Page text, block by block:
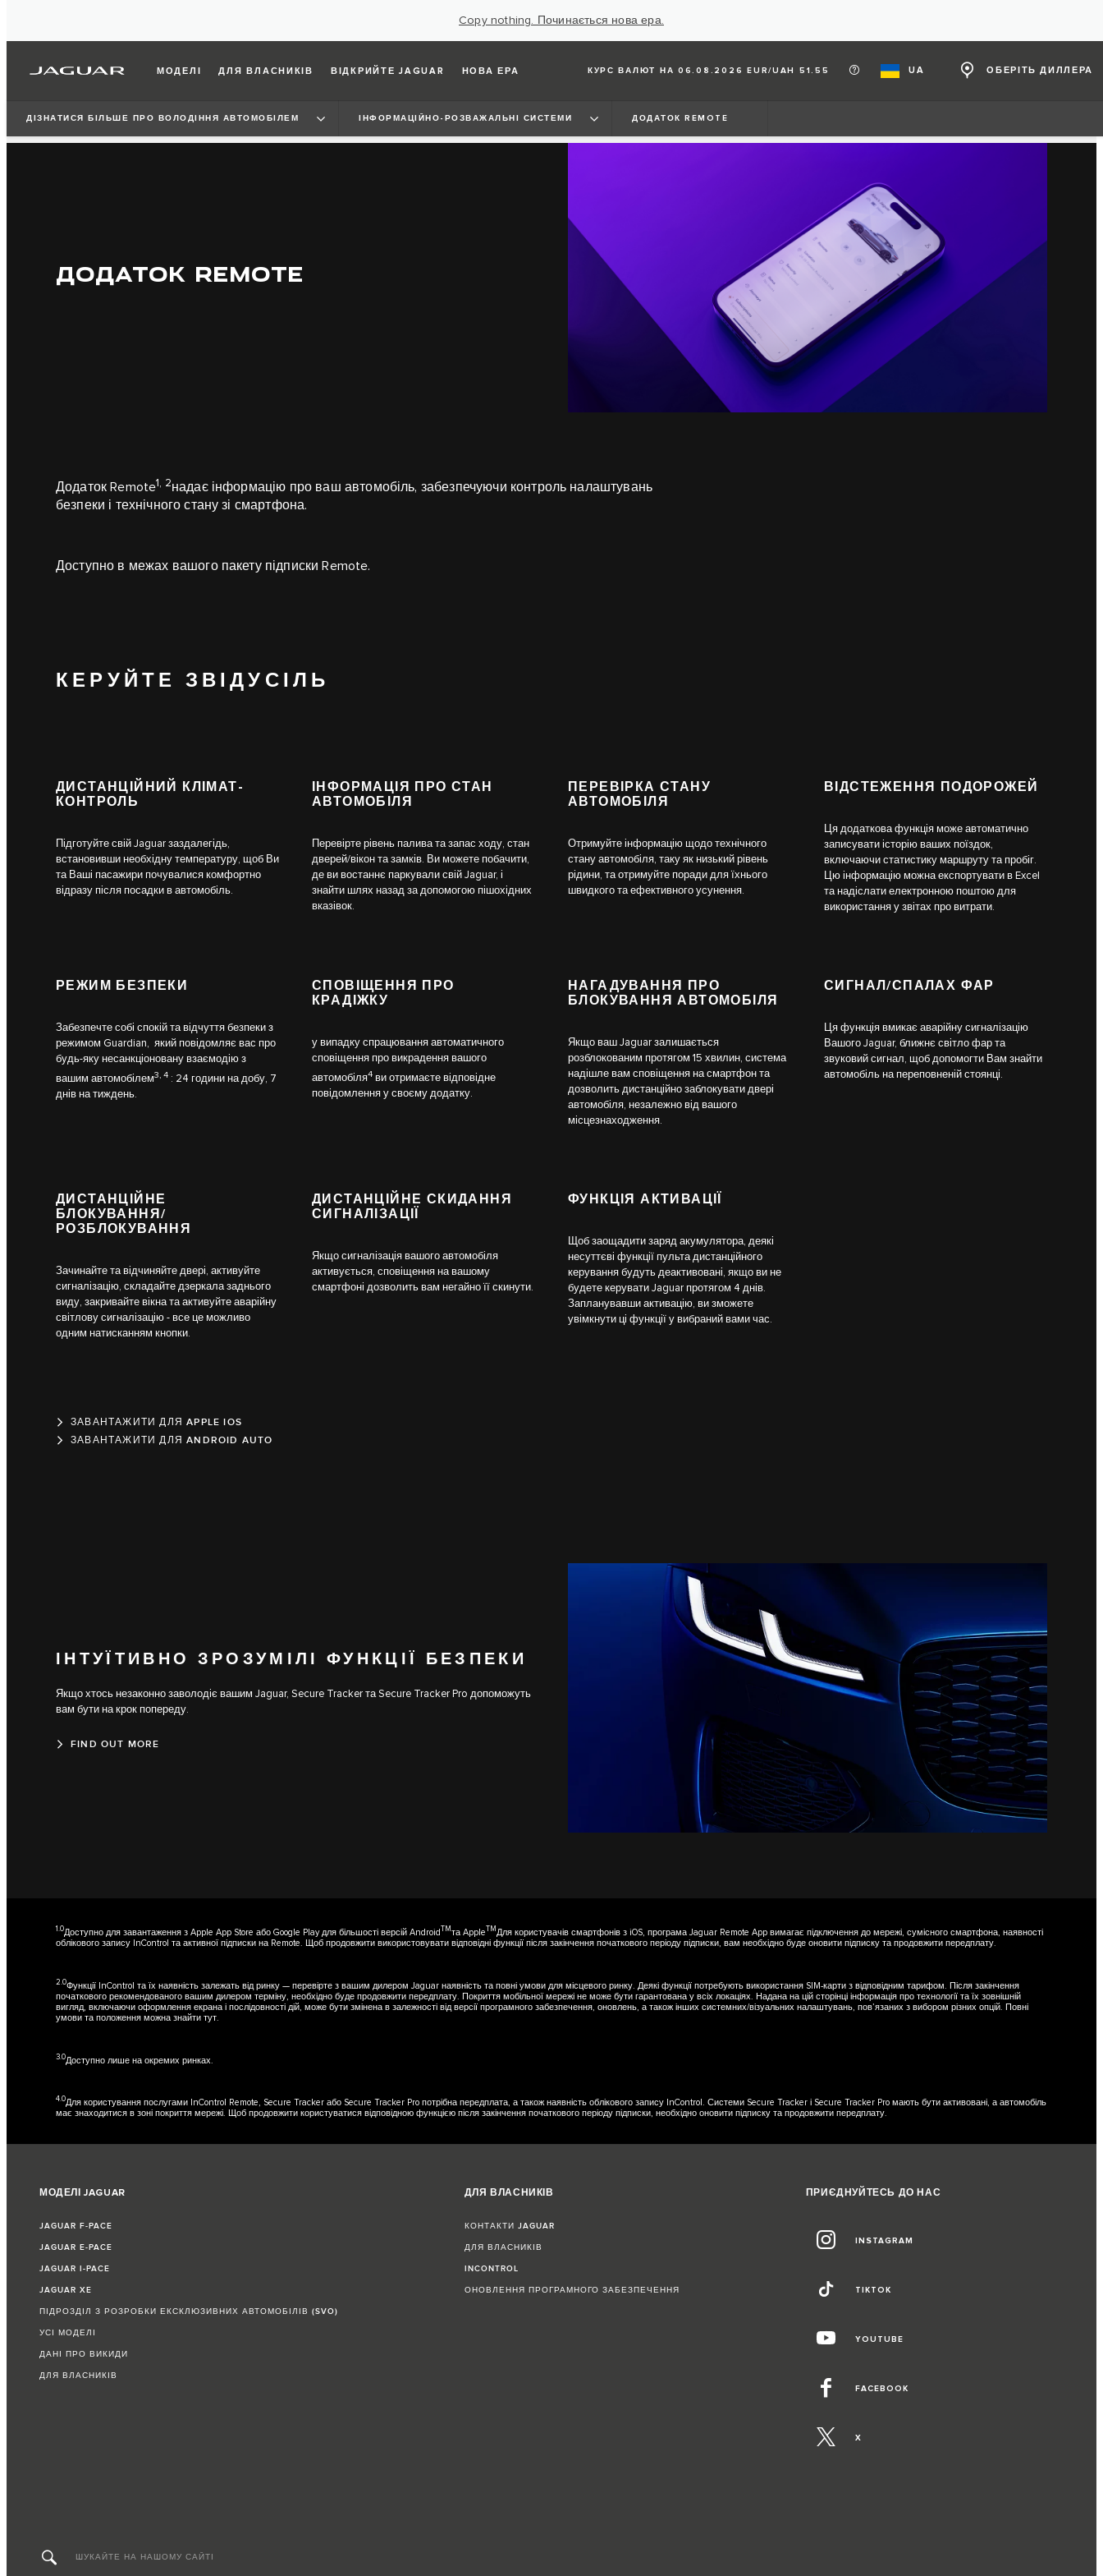
Copy nothing. Починається нова ера.
МОДЕЛІ ДЛЯ ВЛАСНИКІВ ВІДКРИЙТЕ JAGUAR НОВА ЕРА КУРС ВАЛЮТ НА 06.08.2026 EUR/UAH 51.55 UA ОБЕРІТЬ ДИЛЛЕРА
ДІЗНАТИСЯ БІЛЬШЕ ПРО ВОЛОДІННЯ АВТОМОБІЛЕМ ІНФОРМАЦІЙНО-РОЗВАЖАЛЬНІ СИСТЕМИ ДОДАТОК REMOTE
ДОДАТОК REMOTE
Додаток Remote1, 2надає інформацію про ваш автомобіль, забезпечуючи контроль налаштувань
безпеки і технічного стану зі смартфона.
Доступно в межах вашого пакету підписки Remote.
КЕРУЙТЕ ЗВІДУСІЛЬ
ДИСТАНЦІЙНИЙ КЛІМАТ-
КОНТРОЛЬ
Підготуйте свій Jaguar заздалегідь,
встановивши необхідну температуру, щоб Ви
та Ваші пасажири почувалися комфортно
відразу після посадки в автомобіль.
ІНФОРМАЦІЯ ПРО СТАН
АВТОМОБІЛЯ
Перевірте рівень палива та запас ходу, стан
дверей/вікон та замків. Ви можете побачити,
де ви востаннє паркували свій Jaguar, і
знайти шлях назад за допомогою пішохідних
вказівок.
ПЕРЕВІРКА СТАНУ
АВТОМОБІЛЯ
Отримуйте інформацію щодо технічного
стану автомобіля, таку як низький рівень
рідини, та отримуйте поради для їхнього
швидкого та ефективного усунення.
ВІДСТЕЖЕННЯ ПОДОРОЖЕЙ
Ця додаткова функція може автоматично
записувати історію ваших поїздок,
включаючи статистику маршруту та пробіг.
Цю інформацію можна експортувати в Excel
та надіслати електронною поштою для
використання у звітах про витрати.
РЕЖИМ БЕЗПЕКИ
Забезпечте собі спокій та відчуття безпеки з
режимом Guardian, який повідомляє вас про
будь-яку несанкціоновану взаємодію з
вашим автомобілем3, 4 : 24 години на добу, 7
днів на тиждень.
СПОВІЩЕННЯ ПРО
КРАДІЖКУ
у випадку спрацювання автоматичного
сповіщення про викрадення вашого
автомобіля4 ви отримаєте відповідне
повідомлення у своєму додатку.
НАГАДУВАННЯ ПРО
БЛОКУВАННЯ АВТОМОБІЛЯ
Якщо ваш Jaguar залишається
розблокованим протягом 15 хвилин, система
надішле вам сповіщення на смартфон та
дозволить дистанційно заблокувати двері
автомобіля, незалежно від вашого
місцезнаходження.
СИГНАЛ/СПАЛАХ ФАР
Ця функція вмикає аварійну сигналізацію
Вашого Jaguar, ближнє світло фар та
звуковий сигнал, щоб допомогти Вам знайти
автомобіль на переповненій стоянці.
ДИСТАНЦІЙНЕ
БЛОКУВАННЯ/
РОЗБЛОКУВАННЯ
Зачинайте та відчиняйте двері, активуйте
сигналізацію, складайте дзеркала заднього
виду, закривайте вікна та активуйте аварійну
світлову сигналізацію - все це можливо
одним натисканням кнопки.
ДИСТАНЦІЙНЕ СКИДАННЯ
СИГНАЛІЗАЦІЇ
Якщо сигналізація вашого автомобіля
активується, сповіщення на вашому
смартфоні дозволить вам негайно її скинути.
ФУНКЦІЯ АКТИВАЦІЇ
Щоб заощадити заряд акумулятора, деякі
несуттєві функції пульта дистанційного
керування будуть деактивовані, якщо ви не
будете керувати Jaguar протягом 4 днів.
Запланувавши активацію, ви зможете
увімкнути ці функції у вибраний вами час.
ЗАВАНТАЖИТИ ДЛЯ APPLE IOS
ЗАВАНТАЖИТИ ДЛЯ ANDROID AUTO
ІНТУЇТИВНО ЗРОЗУМІЛІ ФУНКЦІЇ БЕЗПЕКИ
Якщо хтось незаконно заволодіє вашим Jaguar, Secure Tracker та Secure Tracker Pro допоможуть
вам бути на крок попереду.
FIND OUT MORE
1.0Доступно для завантаження з Apple App Store або Google Play для більшості версій AndroidTMта AppleTMДля користувачів смартфонів з iOS, програма Jaguar Remote App вимагає підключення до мережі, сумісного смартфона, наявності
облікового запису InControl та активної підписки на Remote. Щоб продовжити використовувати відповідні функції після закінчення початкового періоду підписки, вам необхідно буде оновити підписку та продовжити передплату.
2.0Функції InControl та їх наявність залежать від ринку — перевірте з вашим дилером Jaguar наявність та повні умови для місцевого ринку. Деякі функції потребують використання SIM-карти з відповідним тарифом. Після закінчення
початкового рекомендованого вашим дилером терміну, необхідно буде продовжити передплату. Покриття мобільної мережі не може бути гарантована у всіх локаціях. Надана на цій сторінці інформація про технології та їх зовнішній
вигляд, включаючи оформлення екрана і послідовності дій, може бути змінена в залежності від версії програмного забезпечення, оновлень, а також інших системних/візуальних налаштувань, пов’язаних з вибором різних опцій. Повні
умови та положення можна знайти тут
3.0Доступно лише на окремих ринках.
4.0Для користування послугами InControl Remote, Secure Tracker або Secure Tracker Pro потрібна передплата, а також наявність облікового запису InControl. Системи Secure Tracker і Secure Tracker Pro мають бути активовані, а автомобіль
має знаходитися в зоні покриття мережі. Щоб продовжити користуватися відповідною функцією після закінчення початкового періоду підписки, необхідно оновити підписку та продовжити передплату.
МОДЕЛІ JAGUAR
JAGUAR F‑PACE
JAGUAR E‑PACE
JAGUAR I-PACE
JAGUAR XE
ПІДРОЗДІЛ З РОЗРОБКИ ЕКСКЛЮЗИВНИХ АВТОМОБІЛІВ (SVO)
УСІ МОДЕЛІ
ДАНІ ПРО ВИКИДИ
ДЛЯ ВЛАСНИКІВ
ДЛЯ ВЛАСНИКІВ
КОНТАКТИ JAGUAR
ДЛЯ ВЛАСНИКІВ
INCONTROL
ОНОВЛЕННЯ ПРОГРАМНОГО ЗАБЕЗПЕЧЕННЯ
ПРИЄДНУЙТЕСЬ ДО НАС
INSTAGRAM
TIKTOK
YOUTUBE
FACEBOOK
X